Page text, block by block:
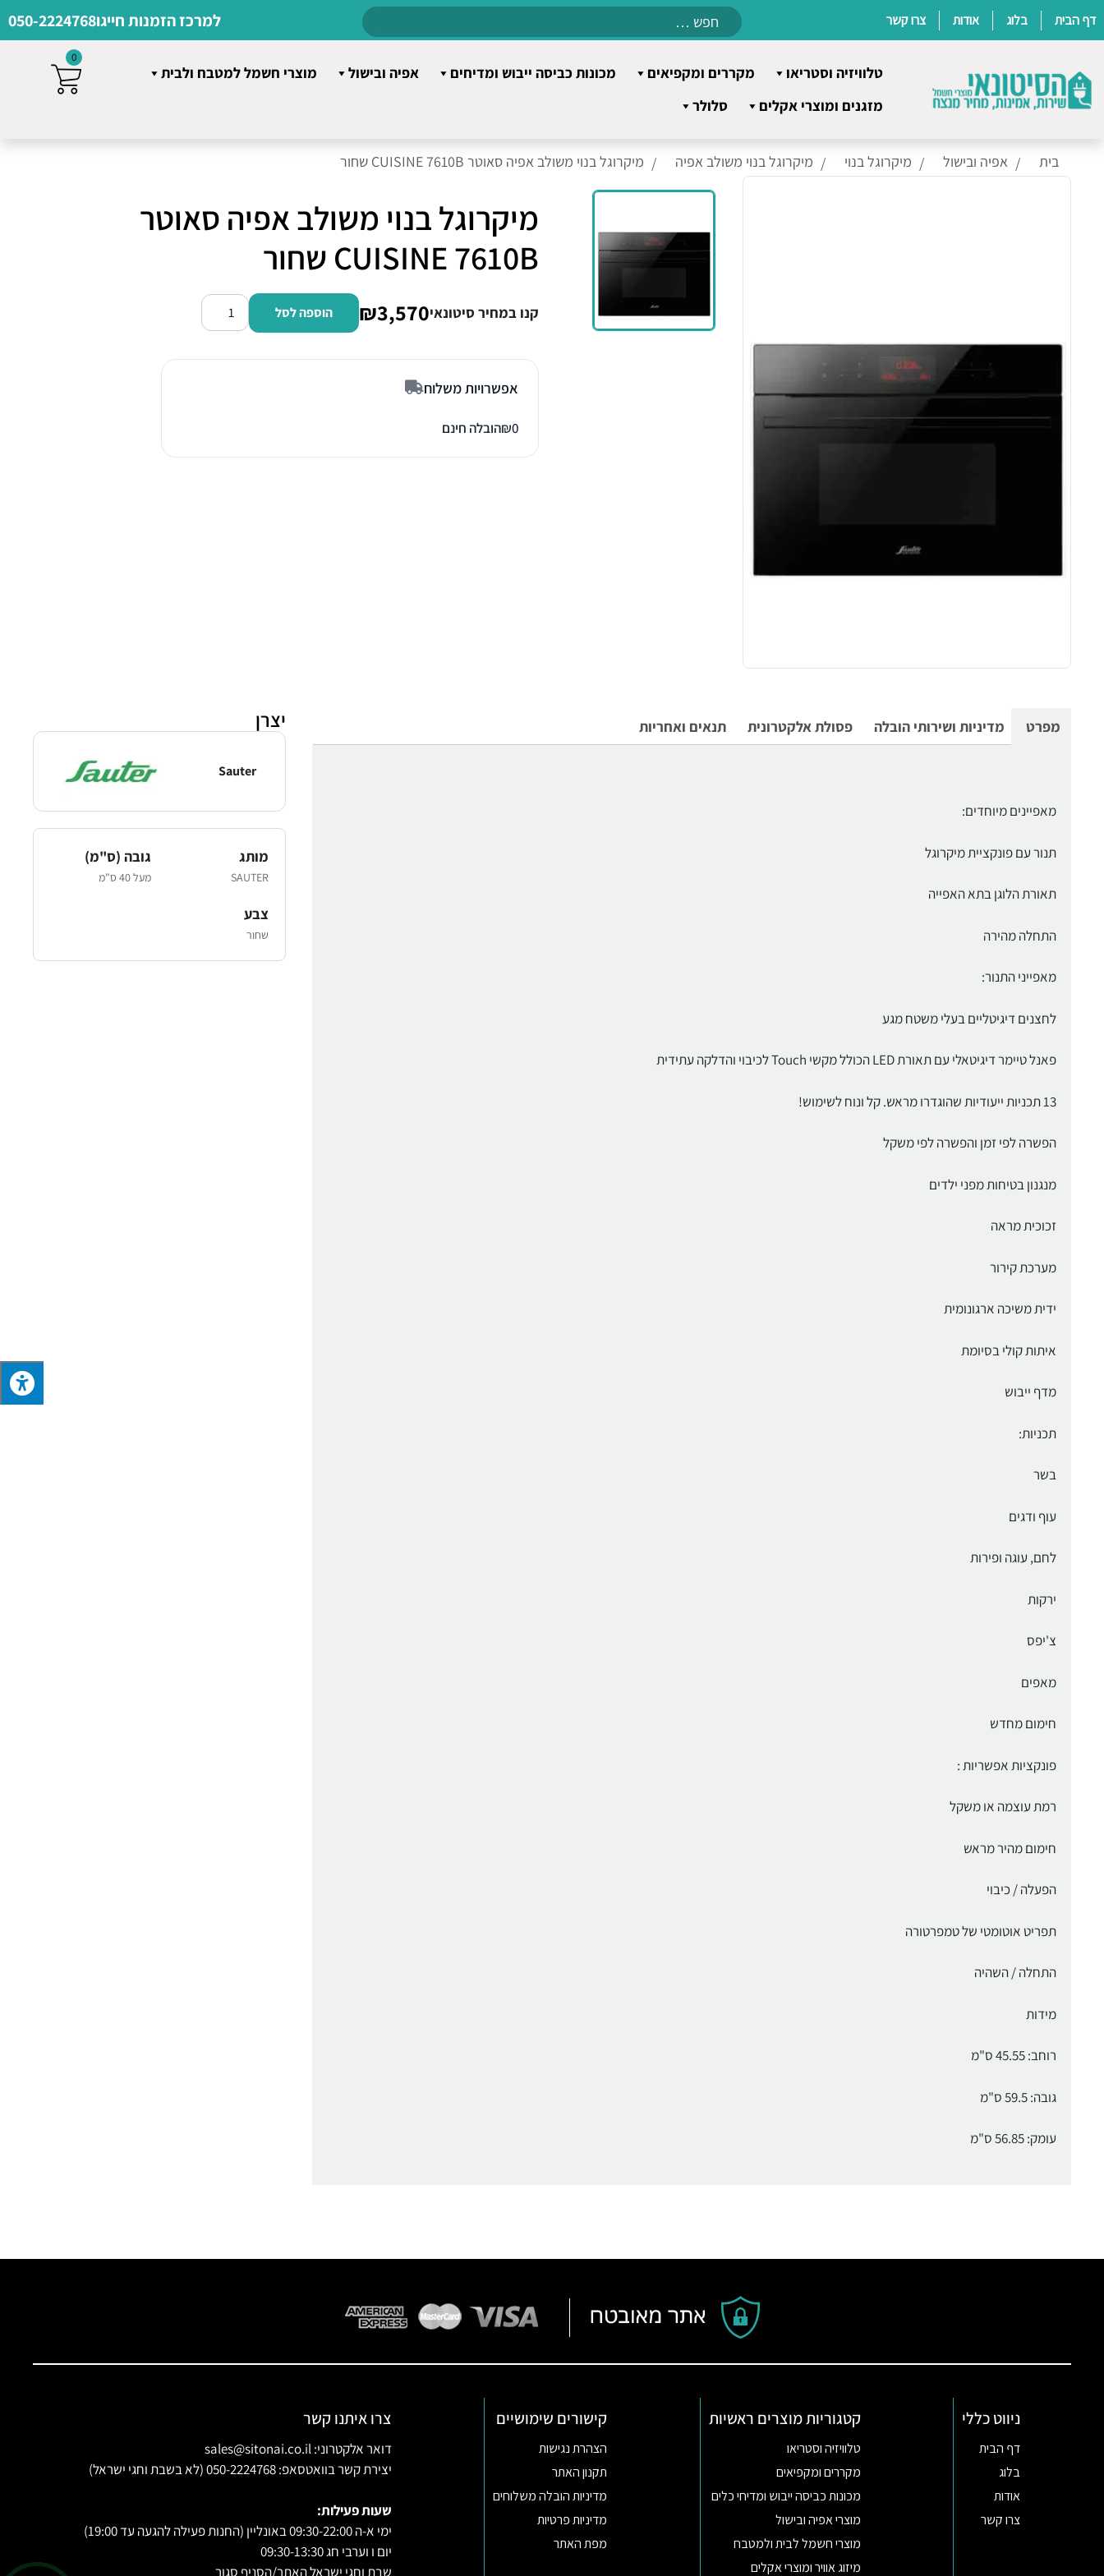
Skip
דף הבית בלוג אודות צרו קשר
Search
למרכז הזמנות חייגו050-2224768
טלוויזיה וסטריאו מקררים ומקפיאים מכונות כביסה ייבוש ומדיחים אפיה ובישול
מוצרי חשמל למטבח ולבית
מזגנים ומוצרי אקלים
סלולר
בית אפיה ובישול מיקרוגל בנוי מיקרוגל בנוי משולב אפיה מיקרוגל בנוי משולב אפיה סאוטר CUISINE 7610B שחור
מיקרוגל בנוי משולב אפיה סאוטר
CUISINE 7610B שחור
קנו במחיר סיטונאי₪3,570 הוספה לסל
כמות
סאוטר
אפשרויות משלוח
₪0 הובלה חינם
מפרט מדיניות ושירותי הובלה פסולת אלקטרונית תנאים ואחריות
מאפיינים מיוחדים:
תנור עם פונקציית מיקרוגל
תאורת הלוגן בתא האפייה
התחלה מהירה
מאפייני התנור:
לחצנים דיגיטליים בעלי משטח מגע
פאנל טיימר דיגיטאלי עם תאורת LED הכולל מקשי Touch לכיבוי והדלקה עתידית
13 תכניות ייעודיות שהוגדרו מראש. קל ונוח לשימוש!
הפשרה לפי זמן והפשרה לפי משקל
מנגנון בטיחות מפני ילדים
זכוכית מראה
מערכת קירור
ידית משיכה ארגונומית
איתות קולי בסיומת
מדף ייבוש
תכניות:
בשר
עוף ודגים
לחם, עוגה ופירות
ירקות
צ'יפס
מאפים
חימום מחדש
פונקציות אפשריות :
רמת עוצמה או משקל
חימום מהיר מראש
הפעלה / כיבוי
תפריט אוטומטי של טמפרטורה
התחלה / השהיה
מידות
רוחב: 45.55 ס"מ
גובה: 59.5 ס"מ
עומק: 56.85 ס"מ
יצרן
Sauter
מותג
SAUTER
גובה (ס"מ)
מעל 40 ס"מ
צבע
שחור
ניווט כללי
דף הבית
בלוג
אודות
צרו קשר
קטגוריות מוצרים ראשיות
טלוויזיה וסטריאו
מקררים ומקפיאים
מכונות כביסה ייבוש ומדיחי כלים
מוצרי אפיה ובישול
מוצרי חשמל לבית ולמטבח
מיזוג אוויר ומוצרי אקלים
קישורים שימושיים
הצהרת נגישות
תקנון האתר
מדיניות הובלה משלוחים
מדיניות פרטיות
מפת האתר
צרו איתנו קשר
דואר אלקטרוני: sales@sitonai.co.il
יצירת קשר בוואטסאפ: 050-2224768 (לא בשבת וחגי ישראל)
שעות פעילות:
ימי א-ה 09:30-22:00 באונליין (החנות פעילה להגעה עד 19:00)
יום ו וערבי חג 09:30-13:30
שבת וחגי ישראל האתר/הסניף סגור
0